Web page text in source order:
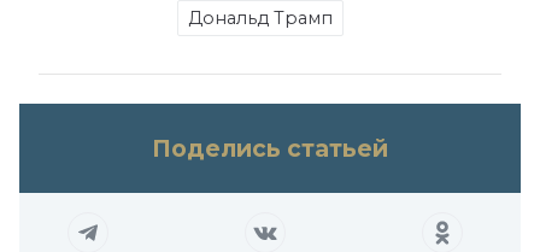
Дональд Трамп
Поделись статьей